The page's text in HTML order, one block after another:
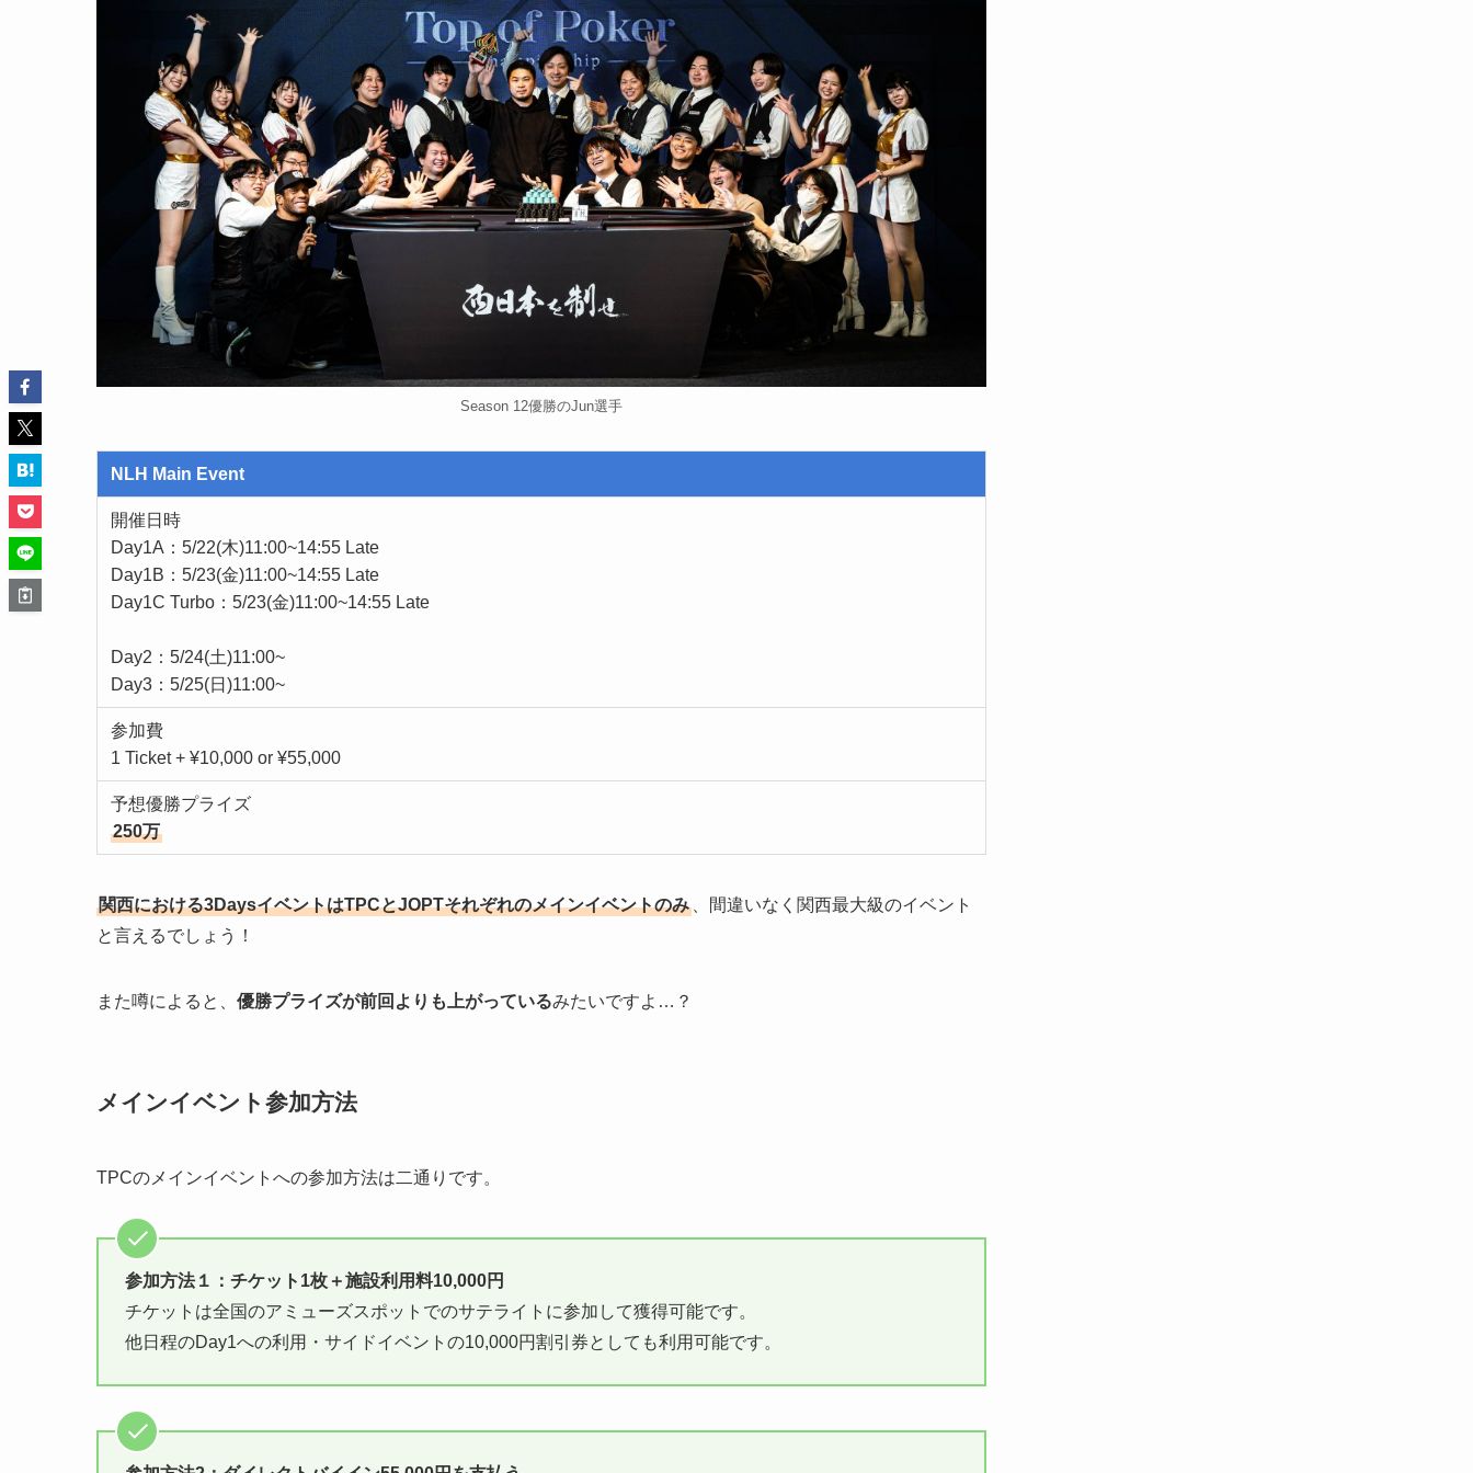
Season 12優勝のJun選手
NLH Main Event
開催日時
Day1A：5/22(木)11:00~14:55 Late
Day1B：5/23(金)11:00~14:55 Late
Day1C Turbo：5/23(金)11:00~14:55 Late
Day2：5/24(土)11:00~
Day3：5/25(日)11:00~
参加費
1 Ticket + ¥10,000 or ¥55,000
予想優勝プライズ
250万
関西における3DaysイベントはTPCとJOPTそれぞれのメインイベントのみ
、間違いなく関西最大級のイベント
と言えるでしょう！
また噂によると、 優勝プライズが前回よりも上がっているみたいですよ…？
メインイベント参加方法
TPCのメインイベントへの参加方法は二通りです。
参加方法１：チケット1枚＋施設利用料10,000円
チケットは全国のアミューズスポットでのサテライトに参加して獲得可能です。
他日程のDay1への利用・サイドイベントの10,000円割引券としても利用可能です。